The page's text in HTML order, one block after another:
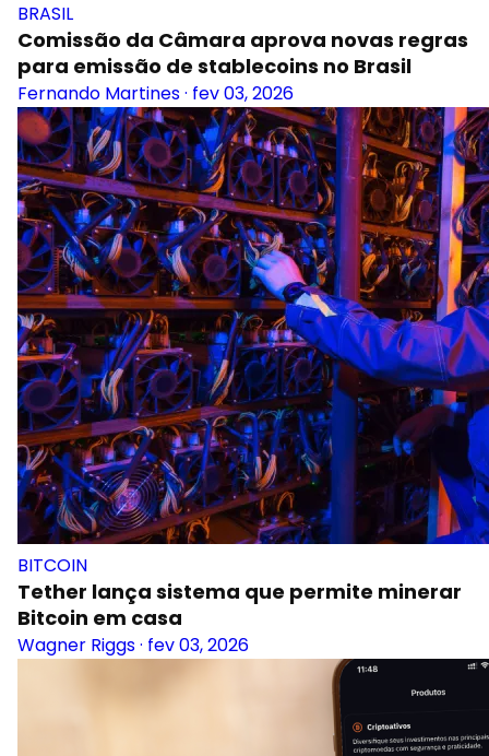
BRASIL
Comissão da Câmara aprova novas regras
para emissão de stablecoins no Brasil
Fernando Martines· fev 03, 2026
BITCOIN
Tether lança sistema que permite minerar
Bitcoin em casa
Wagner Riggs· fev 03, 2026